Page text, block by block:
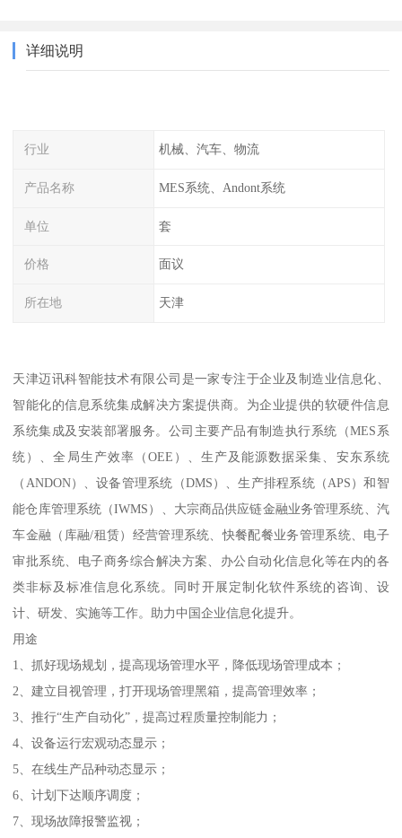
详细说明
行业 机械、汽车、物流
产品名称 MES系统、Andont系统
单位 套
价格 面议
所在地 天津
天津迈讯科智能技术有限公司是一家专注于企业及制造业信息化、
智能化的信息系统集成解决方案提供商。为企业提供的软硬件信息
系统集成及安装部署服务。公司主要产品有制造执行系统（MES系
统）、全局生产效率（OEE）、生产及能源数据采集、安东系统
（ANDON）、设备管理系统（DMS）、生产排程系统（APS）和智
能仓库管理系统（IWMS）、大宗商品供应链金融业务管理系统、汽
车金融（库融/租赁）经营管理系统、快餐配餐业务管理系统、电子
审批系统、电子商务综合解决方案、办公自动化信息化等在内的各
类非标及标准信息化系统。同时开展定制化软件系统的咨询、设
计、研发、实施等工作。助力中国企业信息化提升。
用途
1、抓好现场规划，提高现场管理水平，降低现场管理成本；
2、建立目视管理，打开现场管理黑箱，提高管理效率；
3、推行“生产自动化”，提高过程质量控制能力；
4、设备运行宏观动态显示；
5、在线生产品种动态显示；
6、计划下达顺序调度；
7、现场故障报警监视；